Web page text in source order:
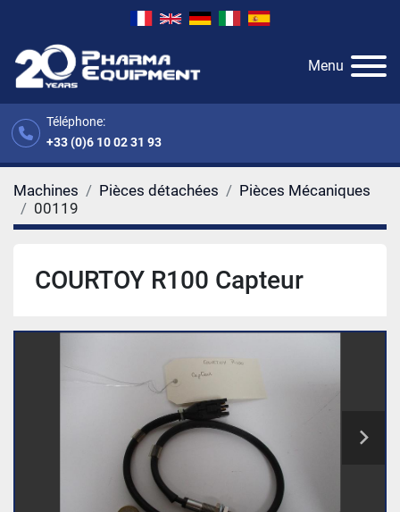
Téléphone:
+33 (0)6 10 02 31 93
Menu
Machines Pièces détachées
Pièces Mécaniques
00119
COURTOY R100 Capteur